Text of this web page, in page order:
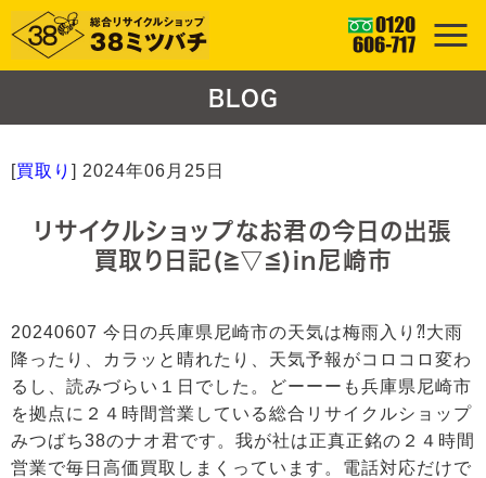
BLOG
[買取り ] 2024年06月25日
リサイクルショップなお君の今日の出張
買取り日記(≧▽≦)in尼崎市
20240607 今日の兵庫県尼崎市の天気は梅雨入り⁈大雨
降ったり、カラッと晴れたり、天気予報がコロコロ変わ
るし、読みづらい１日でした。どーーーも兵庫県尼崎市
を拠点に２４時間営業している総合リサイクルショップ
みつばち38のナオ君です。我が社は正真正銘の２４時間
営業で毎日高価買取しまくっています。電話対応だけで